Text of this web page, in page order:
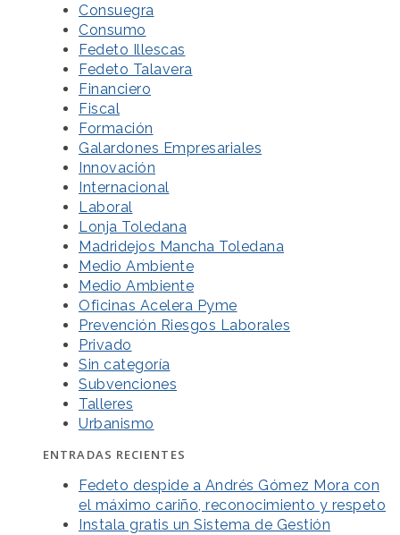
Consuegra
Consumo
Fedeto Illescas
Fedeto Talavera
Financiero
Fiscal
Formación
Galardones Empresariales
Innovación
Internacional
Laboral
Lonja Toledana
Madridejos Mancha Toledana
Medio Ambiente
Medio Ambiente
Oficinas Acelera Pyme
Prevención Riesgos Laborales
Privado
Sin categoría
Subvenciones
Talleres
Urbanismo
ENTRADAS RECIENTES
Fedeto despide a Andrés Gómez Mora con
el máximo cariño, reconocimiento y respeto
Instala gratis un Sistema de Gestión